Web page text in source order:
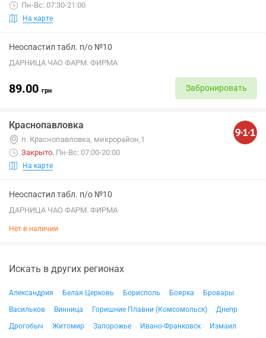
Пн-Вс: 07:30-21:00
На карте
Неоспастил табл. п/о №10
ДАРНИЦА ЧАО ФАРМ. ФИРМА
89.00 грн Забронировать
Краснопавловка
п. Краснопавловка, микрорайон,1
Закрыто. Пн-Вс: 07:00-20:00
На карте
Неоспастил табл. п/о №10
ДАРНИЦА ЧАО ФАРМ. ФИРМА
Нет в наличии
Искать в других регионах
Александрия Белая Церковь Борисполь Боярка
Бровары
Васильков
Винница Горишние Плавни (Комсомольск)
Днепр
Дрогобыч
Житомир Запорожье Ивано-Франковск
Измаил